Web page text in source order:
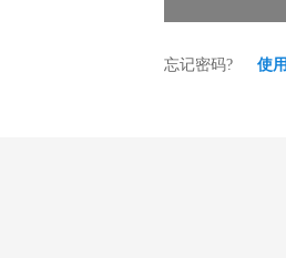
忘记密码? 使